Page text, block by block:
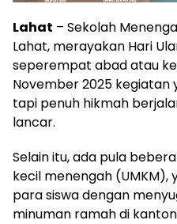
Lahat – Sekolah
Lahat, merayakan Hari
seperempat abad atau
November 2025 kegiatan
tapi penuh hikmah
lancar.
Selain itu, ada pula
kecil menengah (UMKM),
para siswa dengan
minuman ramah di